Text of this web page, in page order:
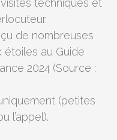
techniques et
de nombreuses
étoiles au Guide
2024 (Source :
(petites
l’appel).